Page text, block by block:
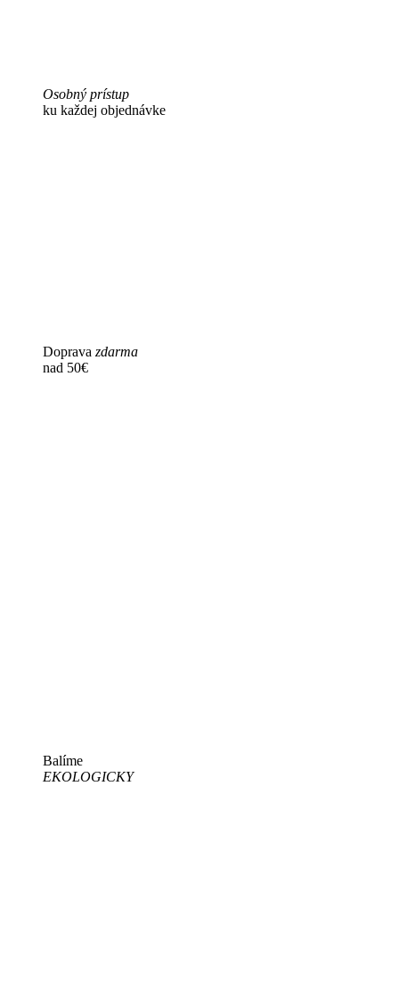
Osobný prístup
ku každej objednávke
Doprava zdarma
nad 50€
Balíme
EKOLOGICKY